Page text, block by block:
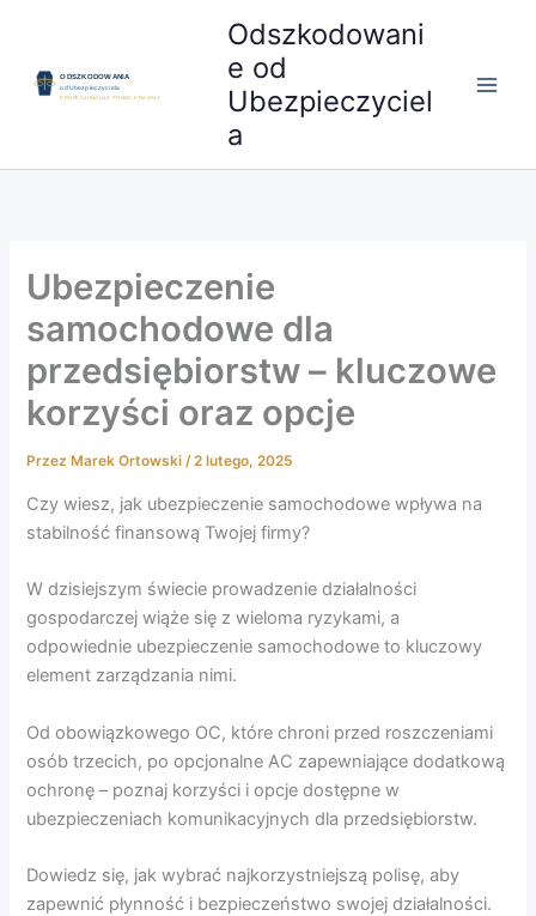
treści
Odszkodowani
e od
Ubezpieczyciel
a
Ubezpieczenie
samochodowe dla
przedsiębiorstw – kluczowe
korzyści oraz opcje
Przez Marek Ortowski/2 lutego, 2025
Czy wiesz, jak ubezpieczenie samochodowe wpływa na
stabilność finansową Twojej firmy?
W dzisiejszym świecie prowadzenie działalności
gospodarczej wiąże się z wieloma ryzykami, a
odpowiednie ubezpieczenie samochodowe to kluczowy
element zarządzania nimi.
Od obowiązkowego OC, które chroni przed roszczeniami
osób trzecich, po opcjonalne AC zapewniające dodatkową
ochronę – poznaj korzyści i opcje dostępne w
ubezpieczeniach komunikacyjnych dla przedsiębiorstw.
Dowiedz się, jak wybrać najkorzystniejszą polisę, aby
zapewnić płynność i bezpieczeństwo swojej działalności.